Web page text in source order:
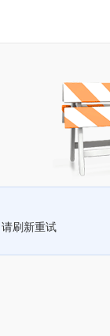
刷新重试